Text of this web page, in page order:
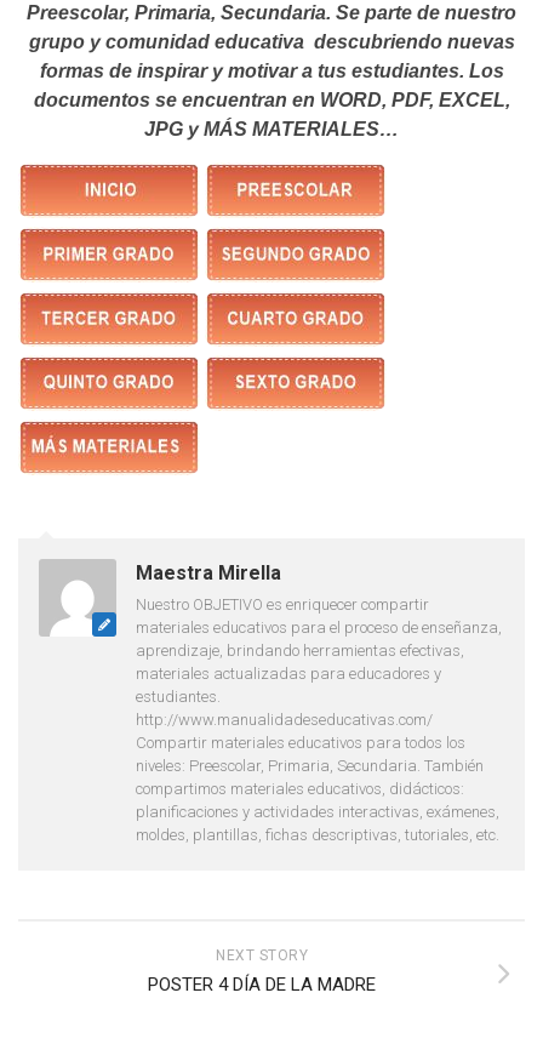
Preescolar, Primaria, Secundaria. Se parte de nuestro
grupo y comunidad educativa descubriendo nuevas
formas de inspirar y motivar a tus estudiantes. Los
documentos se encuentran en WORD, PDF, EXCEL,
JPG y MÁS MATERIALES…
Maestra Mirella
Nuestro OBJETIVO es enriquecer compartir
materiales educativos para el proceso de enseñanza,
aprendizaje, brindando herramientas efectivas,
materiales actualizadas para educadores y
estudiantes.
http://www.manualidadeseducativas.com/
Compartir materiales educativos para todos los
niveles: Preescolar, Primaria, Secundaria. También
compartimos materiales educativos, didácticos:
planificaciones y actividades interactivas, exámenes,
moldes, plantillas, fichas descriptivas, tutoriales, etc.
NEXT STORY
POSTER 4 DÍA DE LA MADRE